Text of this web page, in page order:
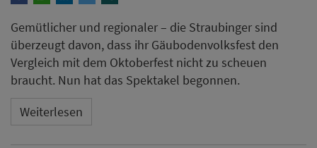
Gemütlicher und regionaler – die Straubinger sind
überzeugt davon, dass ihr Gäubodenvolksfest den
Vergleich mit dem Oktoberfest nicht zu scheuen
braucht. Nun hat das Spektakel begonnen.
Weiterlesen